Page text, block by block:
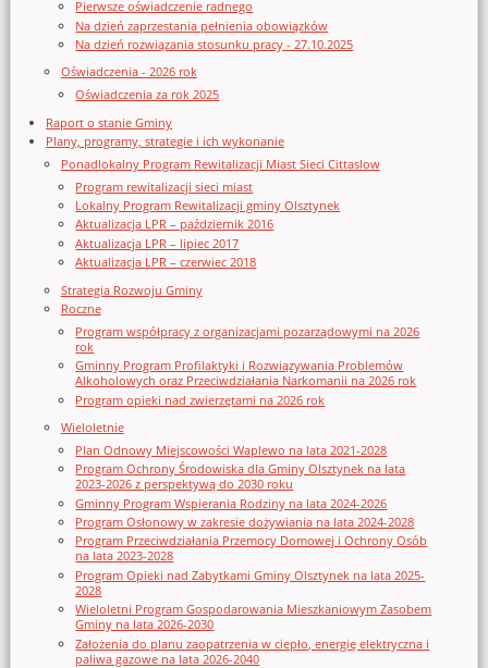
Pierwsze oświadczenie radnego
Na dzień zaprzestania pełnienia obowiązków
Na dzień rozwiązania stosunku pracy - 27.10.2025
Oświadczenia - 2026 rok
Oświadczenia za rok 2025
Raport o stanie Gminy
Plany, programy, strategie i ich wykonanie
Ponadlokalny Program Rewitalizacji Miast Sieci Cittaslow
Program rewitalizacji sieci miast
Lokalny Program Rewitalizacji gminy Olsztynek
Aktualizacja LPR – październik 2016
Aktualizacja LPR – lipiec 2017
Aktualizacja LPR – czerwiec 2018
Strategia Rozwoju Gminy
Roczne
Program współpracy z organizacjami pozarządowymi na 2026
rok
Gminny Program Profilaktyki i Rozwiązywania Problemów
Alkoholowych oraz Przeciwdziałania Narkomanii na 2026 rok
Program opieki nad zwierzętami na 2026 rok
Wieloletnie
Plan Odnowy Miejscowości Waplewo na lata 2021-2028
Program Ochrony Środowiska dla Gminy Olsztynek na lata
2023-2026 z perspektywą do 2030 roku
Gminny Program Wspierania Rodziny na lata 2024-2026
Program Osłonowy w zakresie dożywiania na lata 2024-2028
Program Przeciwdziałania Przemocy Domowej i Ochrony Osób
na lata 2023-2028
Program Opieki nad Zabytkami Gminy Olsztynek na lata 2025-
2028
Wieloletni Program Gospodarowania Mieszkaniowym Zasobem
Gminy na lata 2026-2030
Założenia do planu zaopatrzenia w ciepło, energię elektryczna i
paliwa gazowe na lata 2026-2040